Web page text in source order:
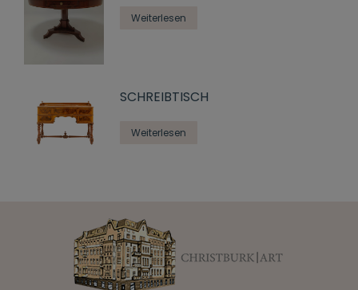
Weiterlesen
SCHREIBTISCH
Weiterlesen